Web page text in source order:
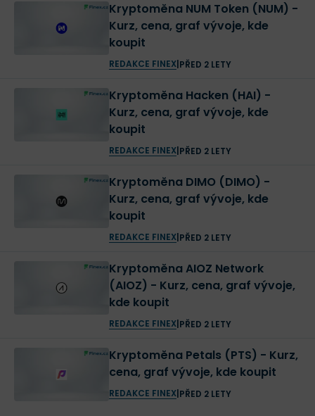
Kryptoměna NUM Token (NUM) -
Kurz, cena, graf vývoje, kde
koupit
REDAKCE FINEX| PŘED 2 LETY
Kryptoměna Hacken (HAI) -
Kurz, cena, graf vývoje, kde
koupit
REDAKCE FINEX| PŘED 2 LETY
Kryptoměna DIMO (DIMO) -
Kurz, cena, graf vývoje, kde
koupit
REDAKCE FINEX| PŘED 2 LETY
Kryptoměna AIOZ Network
(AIOZ) - Kurz, cena, graf vývoje,
kde koupit
REDAKCE FINEX| PŘED 2 LETY
Kryptoměna Petals (PTS) - Kurz,
cena, graf vývoje, kde koupit
REDAKCE FINEX| PŘED 2 LETY